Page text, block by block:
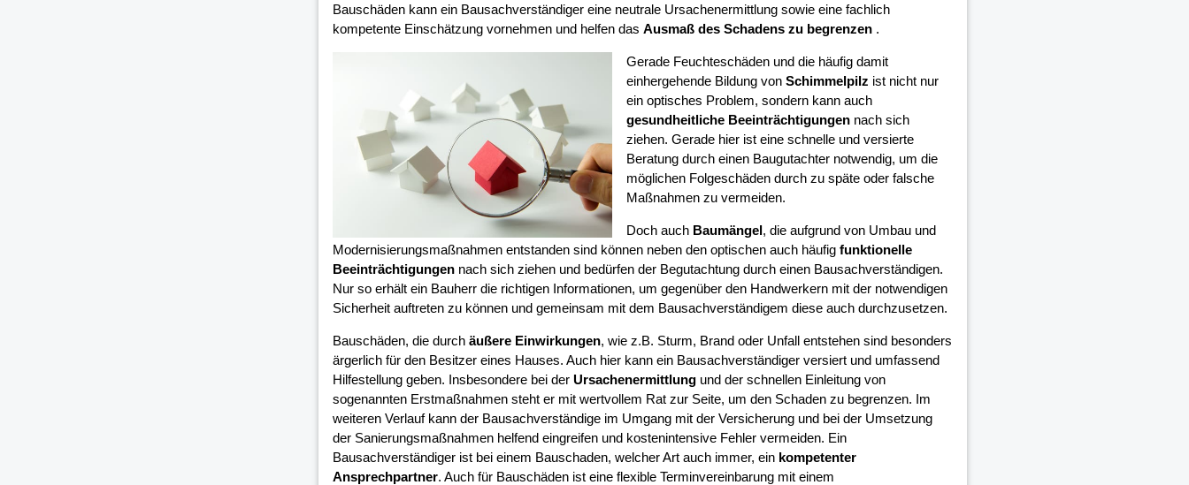
Bauschäden kann ein Bausachverständiger eine neutrale Ursachenermittlung sowie eine fachlich
kompetente Einschätzung vornehmen und helfen das Ausmaß des Schadens zu begrenzen.
Gerade Feuchteschäden und die häufig damit
einhergehende Bildung von Schimmelpilz ist nicht nur
ein optisches Problem, sondern kann auch
gesundheitliche Beeinträchtigungennach sich
ziehen. Gerade hier ist eine schnelle und versierte
Beratung durch einen Baugutachter notwendig, um die
möglichen Folgeschäden durch zu späte oder falsche
Maßnahmen zu vermeiden.
Doch auch Baumängel, die aufgrund von Umbau und
Modernisierungsmaßnahmen entstanden sind können neben den optischen auch häufig funktionelle
Beeinträchtigungennach sich ziehen und bedürfen der Begutachtung durch einen Bausachverständigen.
Nur so erhält ein Bauherr die richtigen Informationen, um gegenüber den Handwerkern mit der notwendigen
Sicherheit auftreten zu können und gemeinsam mit dem Bausachverständigem diese auch durchzusetzen.
Bauschäden, die durch äußere Einwirkungen, wie z.B. Sturm, Brand oder Unfall entstehen sind besonders
ärgerlich für den Besitzer eines Hauses. Auch hier kann ein Bausachverständiger versiert und umfassend
Hilfestellung geben. Insbesondere bei der Ursachenermittlungund der schnellen Einleitung von
sogenannten Erstmaßnahmen steht er mit wertvollem Rat zur Seite, um den Schaden zu begrenzen. Im
weiteren Verlauf kann der Bausachverständige im Umgang mit der Versicherung und bei der Umsetzung
der Sanierungsmaßnahmen helfend eingreifen und kostenintensive Fehler vermeiden. Ein
Bausachverständiger ist bei einem Bauschaden, welcher Art auch immer, ein kompetenter
Ansprechpartner. Auch für Bauschäden ist eine flexible Terminvereinbarung mit einem